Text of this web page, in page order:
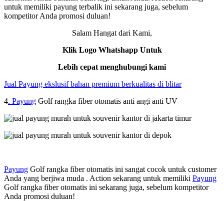
untuk memiliki payung terbalik ini sekarang juga, sebelum
kompetitor Anda promosi duluan!
Salam Hangat dari Kami,
Klik Logo Whatshapp Untuk
Lebih cepat menghubungi kami
Jual Payung ekslusif bahan premium berkualitas di blitar
4. Payung Golf rangka fiber otomatis anti angi anti UV
Payung Golf rangka fiber otomatis ini sangat cocok untuk customer
Anda yang berjiwa muda . Action sekarang untuk memiliki Payung
Golf rangka fiber otomatis ini sekarang juga, sebelum kompetitor
Anda promosi duluan!